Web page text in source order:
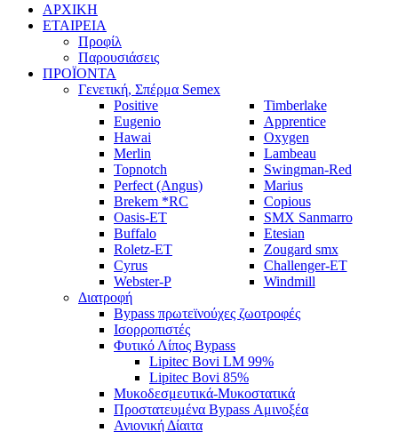
ΑΡΧΙΚΗ
ΕΤΑΙΡΕΙΑ
Προφίλ
Παρουσιάσεις
ΠΡΟΪΟΝΤΑ
Γενετική, Σπέρμα Semex
Positive
Eugenio
Hawai
Merlin
Topnotch
Perfect (Angus)
Brekem *RC
Oasis-ET
Buffalo
Roletz-ET
Cyrus
Webster-P
Timberlake
Apprentice
Oxygen
Lambeau
Swingman-Red
Marius
Copious
SMX Sanmarro
Etesian
Zougard smx
Challenger-ET
Windmill
Διατροφή
Bypass πρωτεϊνούχες ζωοτροφές
Ισορροπιστές
Φυτικό Λίπος Bypass
Lipitec Bovi LM 99%
Lipitec Bovi 85%
Μυκοδεσμευτικά-Μυκοστατικά
Προστατευμένα Bypass Αμινοξέα
Ανιονική Δίαιτα